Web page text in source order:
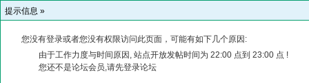
提示信息 »
您没有登录或者您没有权限访问此页面，可能有如下几个原因:
由于工作力度与时间原因, 站点开放发帖时间为 22:00 点到 23:00 点 !
您还不是论坛会员,请先登录论坛